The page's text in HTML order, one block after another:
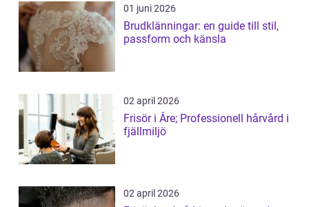
01 juni 2026
Brudklänningar: en guide till stil,
passform och känsla
02 april 2026
Frisör i Åre; Professionell hårvård i
fjällmiljö
02 april 2026